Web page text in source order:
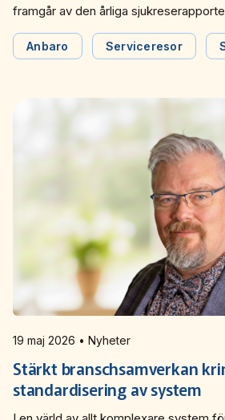
framgår av den årliga
Anbaro Serviceresor
19 maj 2026 • Nyheter
Stärkt branschsamverkan
standardisering av system